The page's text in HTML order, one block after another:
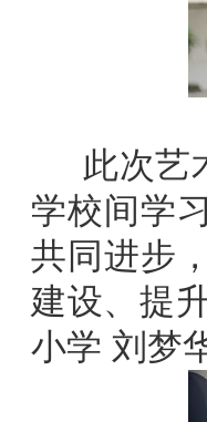
此次艺
学校间学
共同进步
建设、提
小学 刘梦